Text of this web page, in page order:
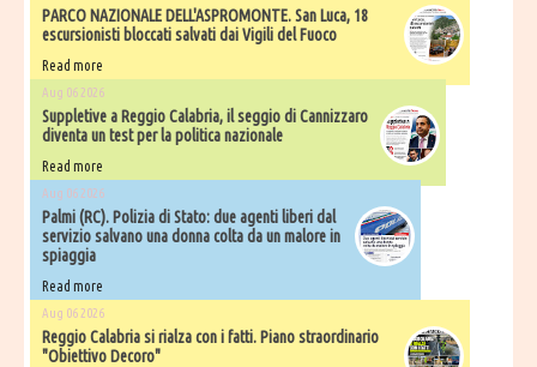
PARCO NAZIONALE DELL'ASPROMONTE. San Luca, 18
escursionisti bloccati salvati dai Vigili del Fuoco
Read more
Aug 06 2026
Suppletive a Reggio Calabria, il seggio di Cannizzaro
diventa un test per la politica nazionale
Read more
Aug 06 2026
Palmi (RC). Polizia di Stato: due agenti liberi dal
servizio salvano una donna colta da un malore in
spiaggia
Read more
Aug 06 2026
Reggio Calabria si rialza con i fatti. Piano straordinario
"Obiettivo Decoro"